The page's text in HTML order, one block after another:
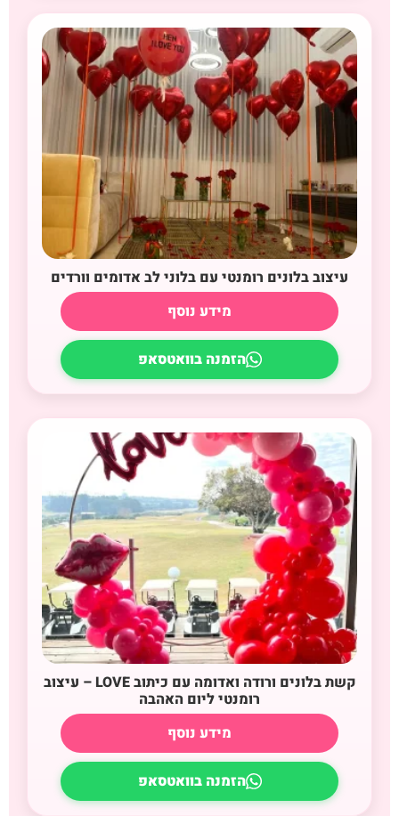
עיצוב בלונים רומנטי עם בלוני לב אדומים וורדים
מידע נוסף
הזמנה בוואטסאפ
קשת בלונים ורודה ואדומה עם כיתוב LOVE – עיצוב
רומנטי ליום האהבה
מידע נוסף
הזמנה בוואטסאפ